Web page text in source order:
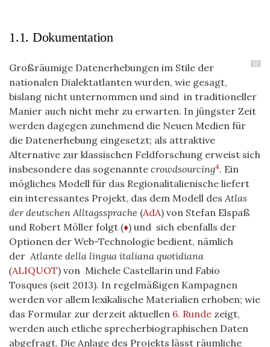
1.1. Dokumentation
12
Großräumige Datenerhebungen im Stile der
nationalen Dialektatlanten wurden, wie gesagt,
bislang nicht unternommen und sind in traditioneller
Manier auch nicht mehr zu erwarten. In jüngster Zeit
werden dagegen zunehmend die Neuen Medien für
die Datenerhebung eingesetzt; als attraktive
Alternative zur klassischen Feldforschung erweist sich
insbesondere das sogenannte crowdsourcing4. Ein
mögliches Modell für das Regionalitalienische liefert
ein interessantes Projekt, das dem Modell desAtlas
der deutschen Alltagssprache (AdA) von Stefan Elspaß
und Robert Möller folgt (♦) und sich ebenfalls der
Optionen der Web-Technologie bedient, nämlich
derAtlante della lingua italiana quotidiana
(ALIQUOT) von Michele Castellarin und Fabio
Tosques (seit 2013). In regelmäßigen Kampagnen
werden vor allem lexikalische Materialien erhoben; wie
das Formular zur derzeit aktuellen 6. Runde zeigt,
werden auch etliche sprecherbiographischen Daten
abgefragt. Die Anlage des Projekts lässt räumliche